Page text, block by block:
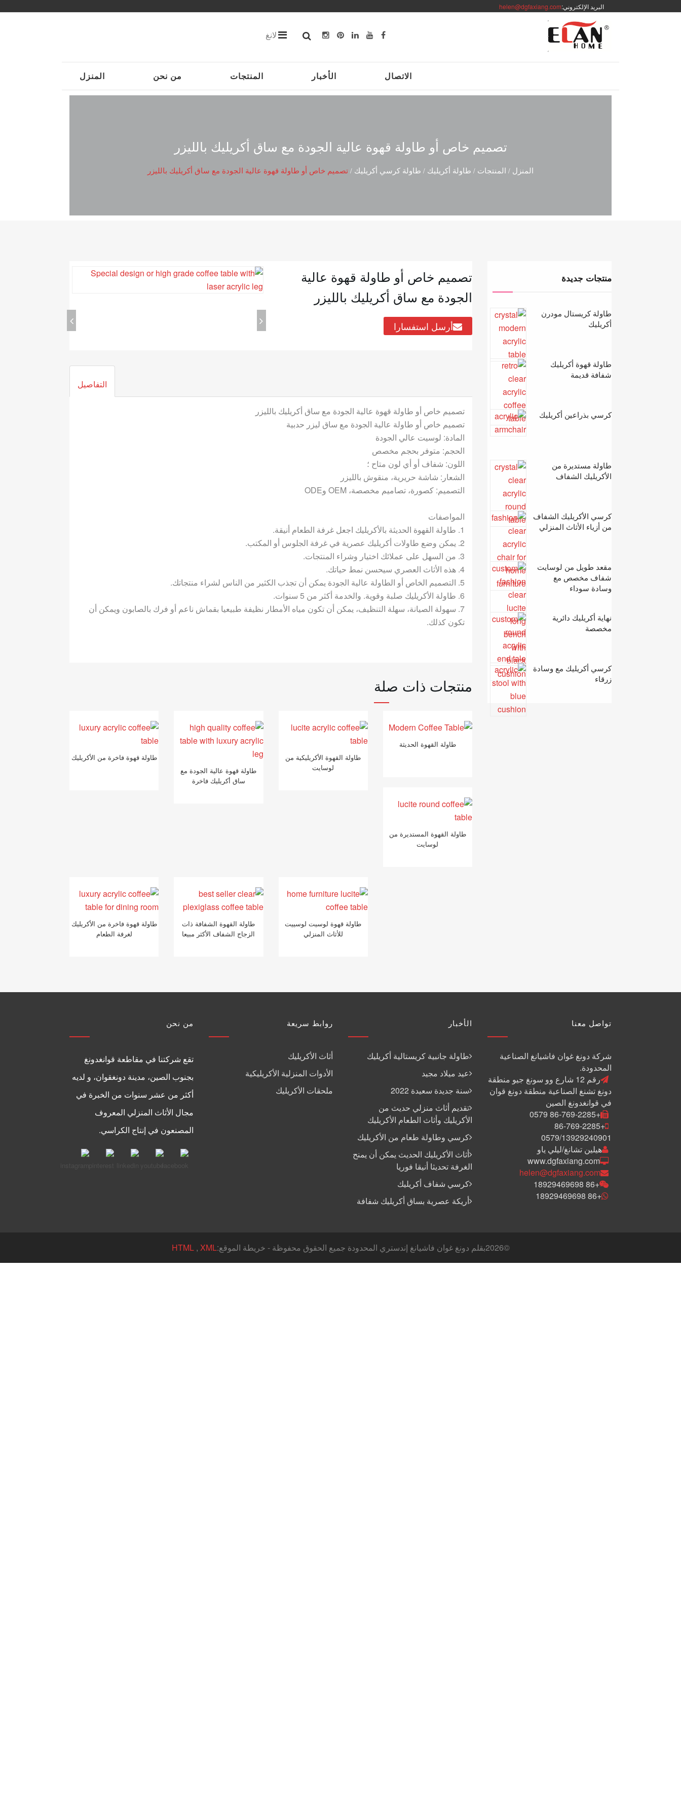
البريد الإلكتروني:helen@dgfaxiang.com
لانغ
المنزل من نحن المنتجات الأخبار الاتصال
تصميم خاص أو طاولة قهوة عالية الجودة مع ساق أكريليك بالليزر
المنزل / المنتجات / طاولة أكريليك / طاولة كرسي أكريليك / تصميم خاص أو طاولة قهوة عالية الجودة مع ساق أكريليك بالليزر
تصميم خاص أو طاولة قهوة عالية
الجودة مع ساق أكريليك بالليزر
أرسل استفسارا
التفاصيل
تصميم خاص أو طاولة قهوة عالية الجودة مع ساق أكريليك بالليزر
تصميم خاص أو طاولة عالية الجودة مع ساق ليزر حدبية
المادة: لوسيت عالي الجودة
الحجم: متوفر بحجم مخصص
اللون: شفاف أو أي لون متاح ؛
الشعار: شاشة حريرية، منقوش بالليزر
التصميم: كصورة، تصاميم مخصصة، OEM وODE
المواصفات
1. طاولة القهوة الحديثة بالأكريليك اجعل غرفة الطعام أنيقة.
2. يمكن وضع طاولات أكريليك عصرية في غرفة الجلوس أو المكتب.
3. من السهل على عملائك اختيار وشراء المنتجات.
4. هذه الأثاث العصري سيحسن نمط حياتك.
5. التصميم الخاص أو الطاولة عالية الجودة يمكن أن تجذب الكثير من الناس لشراء منتجاتك.
6. طاولة الأكريليك صلبة وقوية. والخدمة أكثر من 5 سنوات.
7. سهولة الصيانة، سهلة التنظيف، يمكن أن تكون مياه الأمطار نظيفة طبيعيا بقماش ناعم أو فرك بالصابون ويمكن أن
تكون كذلك.
منتجات ذات صلة
طاولة قهوة فاخرة من الأكريليك
طاولة قهوة عالية الجودة مع
ساق أكريليك فاخرة
طاولة القهوة الأكريليكية من
لوسايت
طاولة القهوة الحديثة
طاولة القهوة المستديرة من
لوسايت
طاولة قهوة فاخرة من الأكريليك
لغرفة الطعام
طاولة القهوة الشفافة ذات
الزجاج الشفاف الأكثر مبيعا
طاولة قهوة لوسيت لوسييت
للأثاث المنزلي
منتجات جديدة
طاولة كريستال مودرن
أكريليك
طاولة قهوة أكريليك
شفافة قديمة
كرسي بذراعين أكريليك
طاولة مستديرة من
الأكريليك الشفاف
كرسي الأكريليك الشفاف
من أزياء الأثاث المنزلي
مقعد طويل من لوسايت
شفاف مخصص مع
وسادة سوداء
نهاية أكريليك دائرية
مخصصة
كرسي أكريليك مع وسادة
زرقاء
من نحن
تقع شركتنا في مقاطعة قوانغدونغ
بجنوب الصين، مدينة دونغقوان، و لديه
أكثر من عشر سنوات من الخبرة في
مجال الأثاث المنزلي المعروف
المصنعون في إنتاج الكراسي.
روابط سريعة
أثاث الأكريليك
الأدوات المنزلية الأكريليكية
ملحقات الأكريليك
الأخبار
طاولة جانبية كريستالية أكريليك
عيد ميلاد مجيد
سنة جديدة سعيدة 2022
تقديم أثاث منزلي حديث من
الأكريليك وأثاث الطعام الأكريليك
كرسي وطاولة طعام من الأكريليك
أثاث الأكريليك الحديث يمكن أن يمنح
الغرفة تحديثا أنيقا فوريا
كرسي شفاف أكريليك
أريكة عصرية بساق أكريليك شفافة
تواصل معنا
شركة دونغ غوان فاشيانغ الصناعية
المحدودة.
رقم 12 شارع وو سونغ جيو منطقة
دونغ تشنغ الصناعية منطقة دونغ قوان
في قوانغدونغ الصين
+86-769-2285 0579
+86-769-2285
0579/13929240901
هيلين تشانغ/ليلي ياو
www.dgfaxiang.com
helen@dgfaxiang.com
+86 18929469698
+86 18929469698
©2026بقلم دونغ غوان فاشيانغ إندستري المحدودة جميع الحقوق محفوظة - خريطة الموقع: HTML, XML